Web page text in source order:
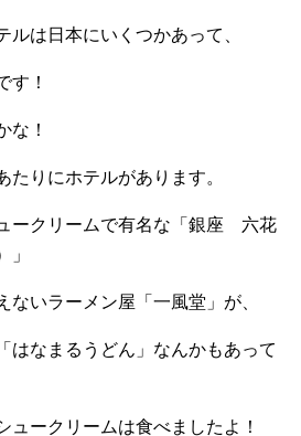
ルは日本にいくつかあって、
す！
な！
たりにホテルがあります。
ークリームで有名な「銀座 六花
」
ないラーメン屋「一風堂」が、
はなまるうどん」なんかもあって
ュークリームは食べましたよ！